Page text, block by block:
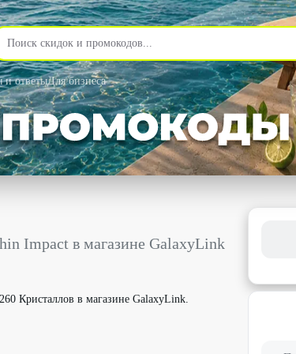
и ответыДля бизнеса
GalaxyLink со скидкой 10% - Промокод в Москве
Impact в магазине GalaxyLink
Кристаллов в магазине GalaxyLink.